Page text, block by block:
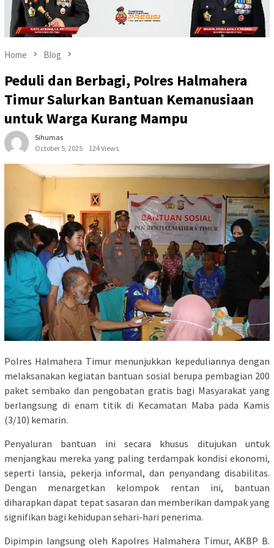
Home Blog
Peduli dan Berbagi, Polres Halmahera
Timur Salurkan Bantuan Kemanusiaan
untuk Warga Kurang Mampu
Sihumas
October 5, 2025
124 Views
Polres Halmahera Timur menunjukkan kepeduliannya dengan
melaksanakan kegiatan bantuan sosial berupa pembagian 200
paket sembako dan pengobatan gratis bagi Masyarakat yang
berlangsung di enam titik di Kecamatan Maba pada Kamis
(3/10) kemarin.
Penyaluran bantuan ini secara khusus ditujukan untuk
menjangkau mereka yang paling terdampak kondisi ekonomi,
seperti lansia, pekerja informal, dan penyandang disabilitas.
Dengan menargetkan kelompok rentan ini, bantuan
diharapkan dapat tepat sasaran dan memberikan dampak yang
signifikan bagi kehidupan sehari-hari penerima.
Dipimpin langsung oleh Kapolres Halmahera Timur, AKBP B.